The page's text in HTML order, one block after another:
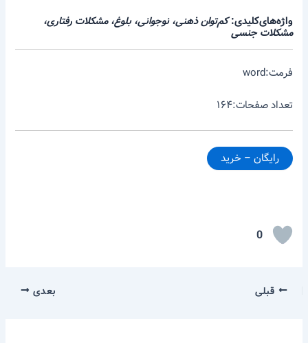
واژه‌های‌کلیدی:کم‌توان ذهنی، نوجوانی، بلوغ، مشکلات رفتاری،
مشکلات جنسی
فرمت:word
تعداد صفحات:۱۶۴
رایگان – خرید
0
قبلی بعدی